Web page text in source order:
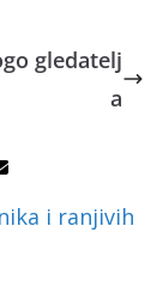
gledatelj
a